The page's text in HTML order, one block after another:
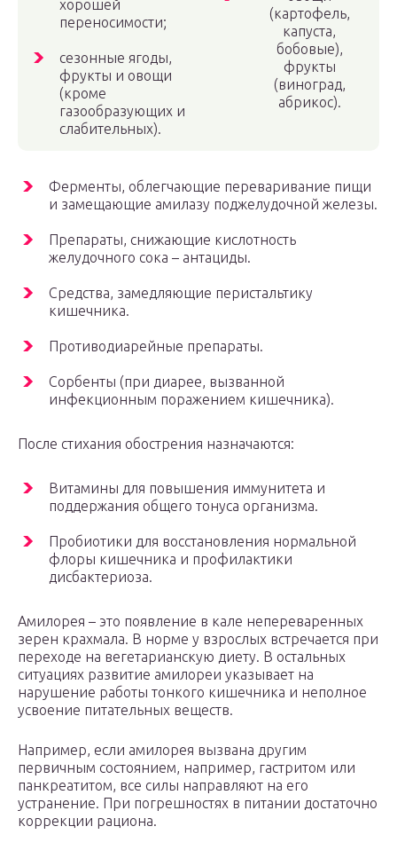
хорошей
переносимости;
сезонные ягоды,
фрукты и овощи
(кроме
газообразующих и
слабительных).
(картофель,
капуста,
бобовые),
фрукты
(виноград,
абрикос).
Ферменты, облегчающие переваривание пищи
и замещающие амилазу поджелудочной железы.
Препараты, снижающие кислотность
желудочного сока – антациды.
Средства, замедляющие перистальтику
кишечника.
Противодиарейные препараты.
Сорбенты (при диарее, вызванной
инфекционным поражением кишечника).
После стихания обострения назначаются:
Витамины для повышения иммунитета и
поддержания общего тонуса организма.
Пробиотики для восстановления нормальной
флоры кишечника и профилактики
дисбактериоза.
Амилорея – это появление в кале непереваренных
зерен крахмала. В норме у взрослых встречается при
переходе на вегетарианскую диету. В остальных
ситуациях развитие амилореи указывает на
нарушение работы тонкого кишечника и неполное
усвоение питательных веществ.
Например, если амилорея вызвана другим
первичным состоянием, например, гастритом или
панкреатитом, все силы направляют на его
устранение. При погрешностях в питании достаточно
коррекции рациона.